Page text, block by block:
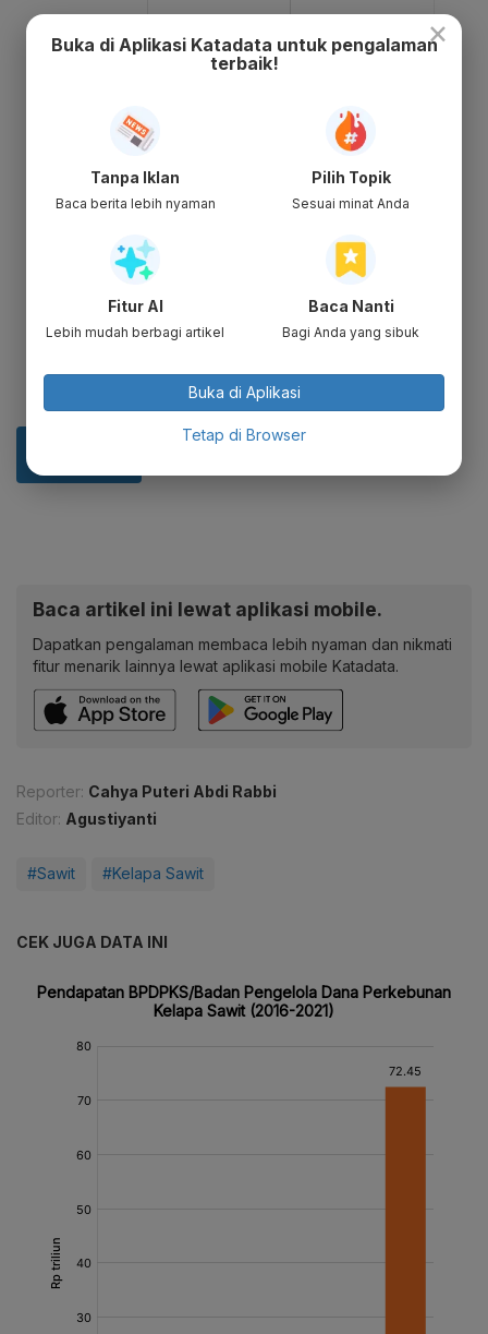
Baca artikel ini lewat aplikasi mobile.
Dapatkan pengalaman membaca lebih nyaman dan nikmati
fitur menarik lainnya lewat aplikasi mobile Katadata.
Reporter: Cahya Puteri Abdi Rabbi
Editor: Agustiyanti
#Sawit #Kelapa Sawit
CEK JUGA DATA INI
×
Buka di Aplikasi Katadata untuk pengalaman
terbaik!
Tanpa Iklan
Baca berita lebih nyaman
Pilih Topik
Sesuai minat Anda
Fitur AI
Lebih mudah berbagi artikel
Baca Nanti
Bagi Anda yang sibuk
Buka di Aplikasi
Tetap di Browser